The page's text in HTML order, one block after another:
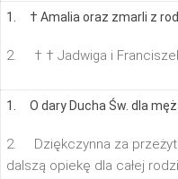
1. † Amalia oraz zmarli z
2. † † Jadwiga i
1. O dary Ducha Św. dla
2. Dziękczynna za
dalszą opiekę dla całej